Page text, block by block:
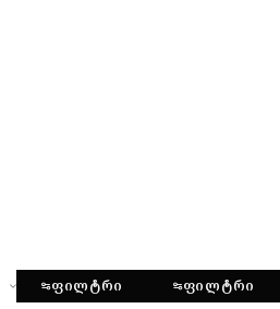
ᲤᲘᲚᲢᲠᲘ ᲤᲘᲚᲢᲠᲘ